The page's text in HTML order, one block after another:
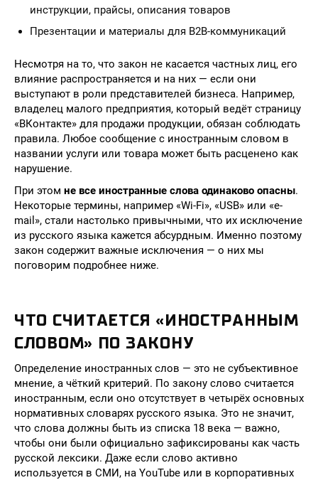
инструкции, прайсы, описания товаров
Презентации и материалы для B2B-коммуникаций
Несмотря на то, что закон не касается частных лиц, его
влияние распространяется и на них — если они
выступают в роли представителей бизнеса. Например,
владелец малого предприятия, который ведёт страницу
«ВКонтакте» для продажи продукции, обязан соблюдать
правила. Любое сообщение с иностранным словом в
названии услуги или товара может быть расценено как
нарушение.
При этом не все иностранные слова одинаково опасны.
Некоторые термины, например «Wi-Fi», «USB» или «e-
mail», стали настолько привычными, что их исключение
из русского языка кажется абсурдным. Именно поэтому
закон содержит важные исключения — о них мы
поговорим подробнее ниже.
ЧТО СЧИТАЕТСЯ «ИНОСТРАННЫМ
СЛОВОМ» ПО ЗАКОНУ
Определение иностранных слов — это не субъективное
мнение, а чёткий критерий. По закону слово считается
иностранным, если оно отсутствует в четырёх основных
нормативных словарях русского языка. Это не значит,
что слова должны быть из списка 18 века — важно,
чтобы они были официально зафиксированы как часть
русской лексики. Даже если слово активно
используется в СМИ, на YouTube или в корпоративных